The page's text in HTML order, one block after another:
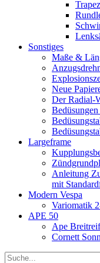
Sonstiges
Maße &
Neue
Der Radial-
Largeframe
Anleitung
mit
Modern Vespa
Variomatik
APE 50
Ape
Cornett